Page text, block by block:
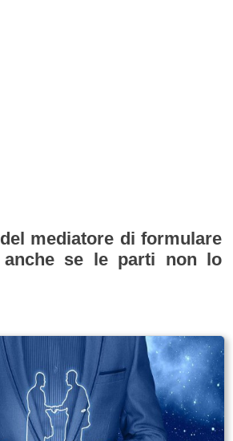
mediatore di formulare
anche se le parti non lo